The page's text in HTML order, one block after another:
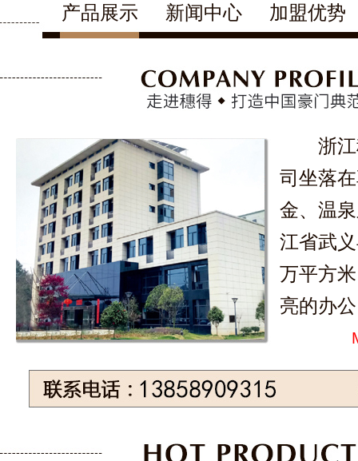
产品展示 新闻中心 加盟优势
浙
司坐落
金、温
江省武
万平方
亮的办